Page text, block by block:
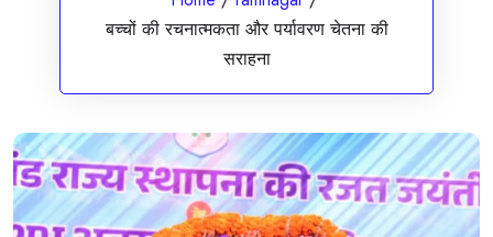
बच्चों की रचनात्मकता और पर्यावरण चेतना की
सराहना